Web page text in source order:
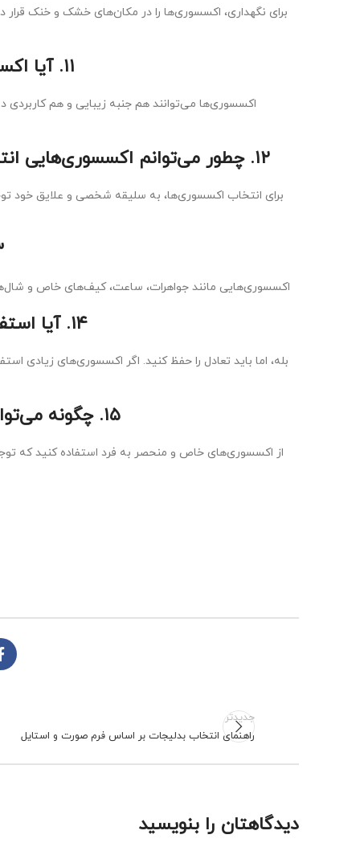
برای نگهداری، اکسسوری‌ها را در مکان‌های خشک و خنک قرار
۱۱. آیا اکسسوری‌ها فقط جنبه زیبایی دارند یا کاربردی هم هستند؟
اکسسوری‌ها می‌توانند هم جنبه زیبایی و هم کاربردی
۱۲. چطور می‌توانم اکسسوری‌هایی انتخاب کنم که با سلیقه و شخصیت من هماهنگ باشند؟
برای انتخاب اکسسوری‌ها، به سلیقه شخصی و علایق خود
۱۳. چه
اکسسوری‌هایی مانند جواهرات، ساعت، کیف‌های خاص و
۱۴. آیا استفاده از چندین اکسسوری به‌طور همزمان توصیه می‌شود؟
بله، اما باید تعادل را حفظ کنید. اگر اکسسوری‌های زیادی
۱۵. چگونه می‌توانم از اکسسوری‌ها برای جلب توجه مثبت استفاده کنم؟
از اکسسوری‌های خاص و منحصر به فرد استفاده کنید که
جدیدتر
راهنمای انتخاب بدلیجات بر اساس فرم صورت و استایل
دیدگاهتان را بنویسید